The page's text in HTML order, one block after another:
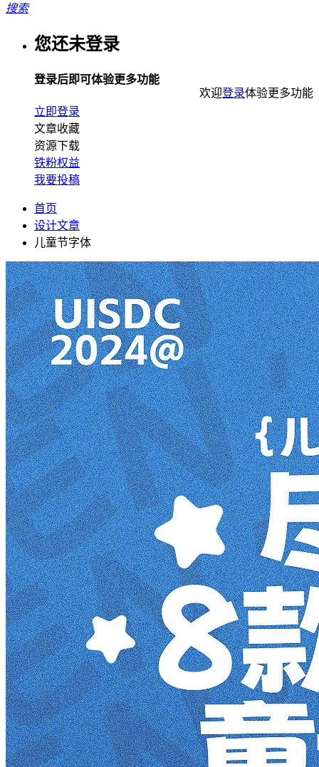
搜索
您还未登录
登录后即可体验更多功能
立即登录
文章收藏
资源下载
铁粉权益
我要投稿
首页
设计文章
儿童节字体
欢迎登录体验更多功能